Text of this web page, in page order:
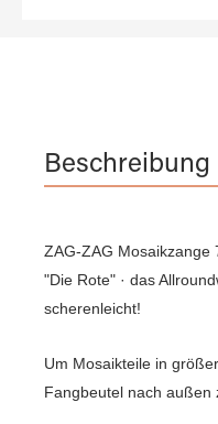
Beschreibung
ZAG-ZAG Mosaikzange
"Die Rote" · das
scherenleicht!
Um Mosaikteile in
Fangbeutel nach außen